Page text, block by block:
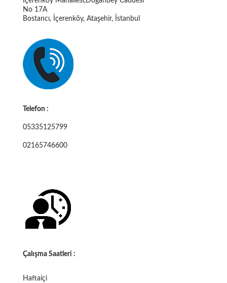
No 17A
Bostancı, İçerenköy, Ataşehir, İstanbul
Telefon :
05335125799
02165746600
Çalışma Saatleri :
Haftaiçi